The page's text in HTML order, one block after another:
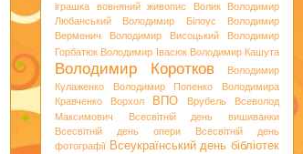
іграшка
вовняний живопис Волик
Володимир
Любанський
Володимир Білоус
Володимир
Верменич
Володимир Висоцький
Володимир
Горбатюк Володимир Івасюк Володимир Кашута
Володимир Коротков
Володимир
Кулаженко
Володимир Попенко
Володимира
Кравченко
Ворхол ВПО Врубель
Всеволод
Максимович
Всесвітній день вишиванки
Всесвітній день опери
Всесвітній день
фотографії Всеукраїнський день бібліотек